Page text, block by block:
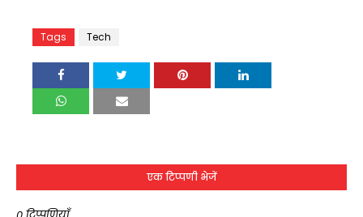
Tags Tech
एक टिप्पणी भेजें